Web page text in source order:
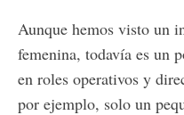
Aunque hemos visto un
femenina, todavía es un
en roles operativos y
por ejemplo, solo un